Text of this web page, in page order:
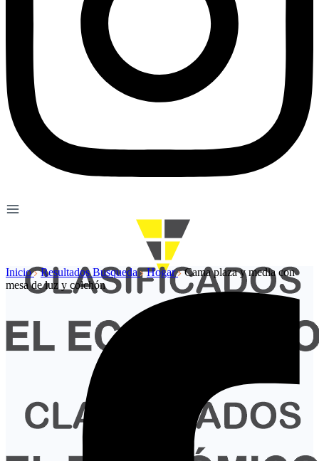
Inicio Resultados Busqueda Hogar Cama plaza y media con
mesa de luz y colchón